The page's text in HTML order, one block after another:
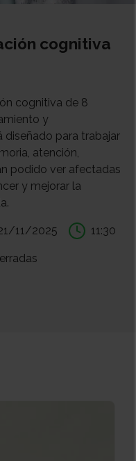
cognitiva
cognitiva de 8
y
diseñado para trabajar
atención,
podido ver afectadas
y mejorar la
11/2025 11:30